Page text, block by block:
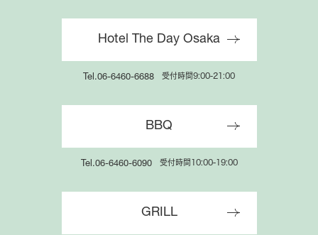
会員サービスのご案内
Hotel The Day Osaka
Tel.06-6460-6688 受付時間9:00-21:00
BBQ
Tel.06-6460-6090 受付時間10:00-19:00
GRILL